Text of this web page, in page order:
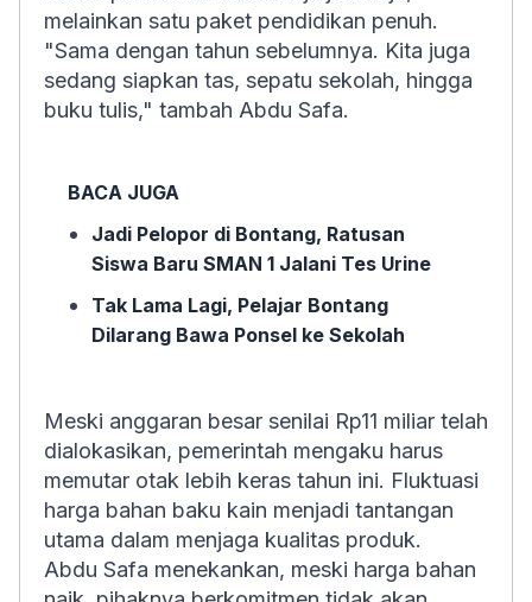
melainkan satu paket pendidikan penuh.
"Sama dengan tahun sebelumnya. Kita juga
sedang siapkan tas, sepatu sekolah, hingga
buku tulis," tambah Abdu Safa.
BACA JUGA
Jadi Pelopor di Bontang, Ratusan
Siswa Baru SMAN 1 Jalani Tes Urine
Tak Lama Lagi, Pelajar Bontang
Dilarang Bawa Ponsel ke Sekolah
Meski anggaran besar senilai Rp11 miliar telah
dialokasikan, pemerintah mengaku harus
memutar otak lebih keras tahun ini. Fluktuasi
harga bahan baku kain menjadi tantangan
utama dalam menjaga kualitas produk.
Abdu Safa menekankan, meski harga bahan